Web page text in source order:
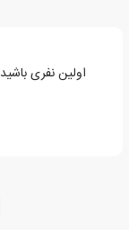
اولین نفری